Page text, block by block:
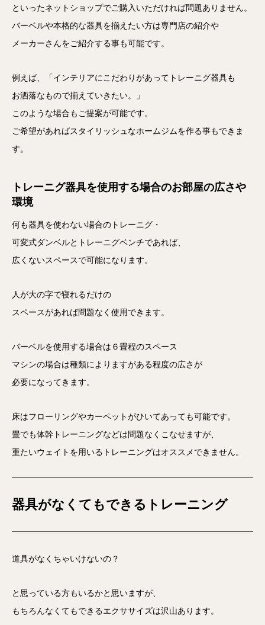
といったネットショップでご購入いただければ問題ありません。
バーベルや本格的な器具を揃えたい方は専門店の紹介や
メーカーさんをご紹介する事も可能です。
例えば、「インテリアにこだわりがあってトレーニグ器具も
お洒落なもので揃えていきたい。」
このような場合もご提案が可能です。
ご希望があればスタイリッシュなホームジムを作る事もできま
す。
トレーニグ器具を使用する場合のお部屋の広さや
環境
何も器具を使わない場合のトレーニグ・
可変式ダンベルとトレーニグベンチであれば、
広くないスペースで可能になります。
人が大の字で寝れるだけの
スペースがあれば問題なく使用できます。
バーベルを使用する場合は６畳程のスペース
マシンの場合は種類によりますがある程度の広さが
必要になってきます。
床はフローリングやカーペットがひいてあっても可能です。
畳でも体幹トレーニングなどは問題なくこなせますが、
重たいウェイトを用いるトレーニングはオススメできません。
器具がなくてもできるトレーニング
道具がなくちゃいけないの？
と思っている方もいるかと思いますが、
もちろんなくてもできるエクササイズは沢山あります。